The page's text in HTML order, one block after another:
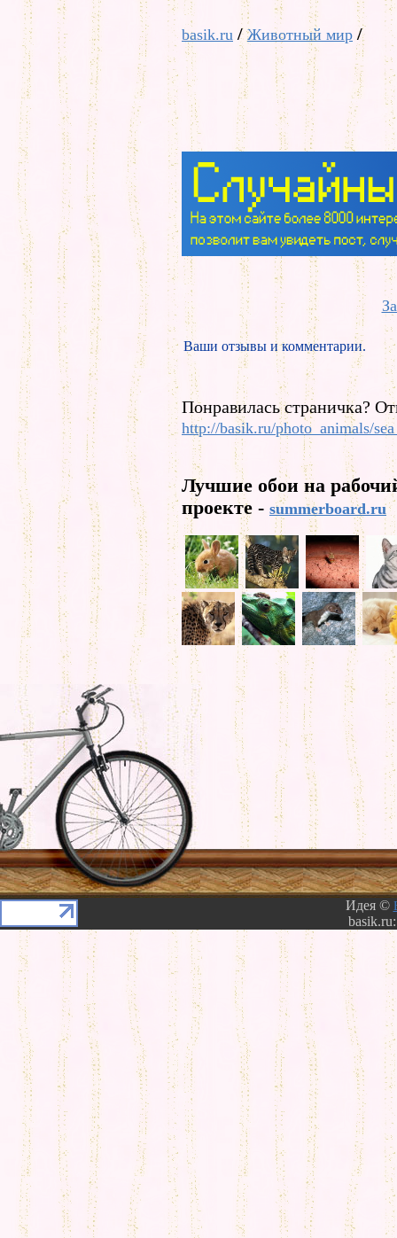
basik.ru /Животный мир /
Ваши отзывы и комментарии.
Понравилась страничка?
http://basik.ru/photo_animals/
Лучшие обои на
проекте - summerboard.ru
Идея ©